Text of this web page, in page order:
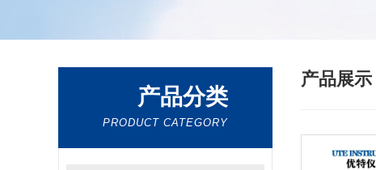
产品分类
PRODUCT CATEGORY
产品展示